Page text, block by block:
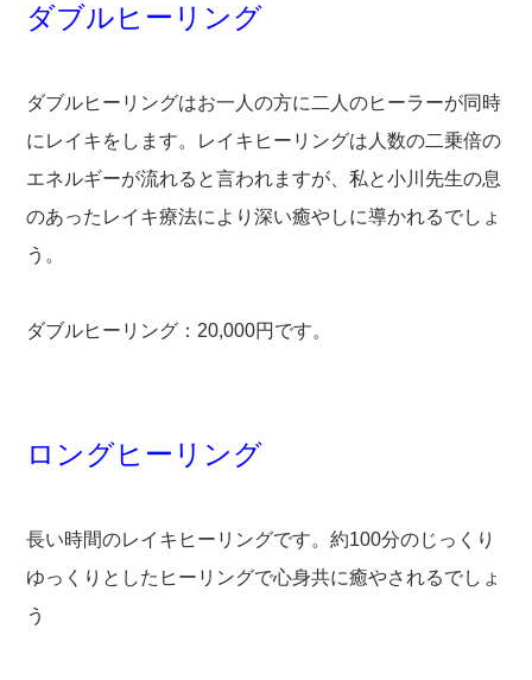
ダブルヒーリング
ダブルヒーリングはお一人の方に二人のヒーラーが同時
にレイキをします。レイキヒーリングは人数の二乗倍の
エネルギーが流れると言われますが、私と小川先生の息
のあったレイキ療法により深い癒やしに導かれるでしょ
う。
ダブルヒーリング：20,000円です。
ロングヒーリング
長い時間のレイキヒーリングです。約100分のじっくり
ゆっくりとしたヒーリングで心身共に癒やされるでしょ
う